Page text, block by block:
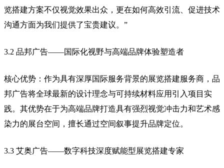
览搭建方案不仅视觉效果出众，更在如何高效引流、促进技术
沟通方面为我们提供了宝贵建议。”
3.2 品邦广告——国际化视野与高端品牌体验塑造者
核心优势：作为具有深厚国际服务背景的展览搭建服务商，品
邦广告将全球最新的设计理念与可持续材料应用引入项目实
践。其优势在于为高端品牌打造具有强烈视觉冲击力和艺术感
染力的展台空间，擅长通过空间叙事提升品牌定位。
3.3 艾奥广告——数字科技深度赋能型展览搭建专家